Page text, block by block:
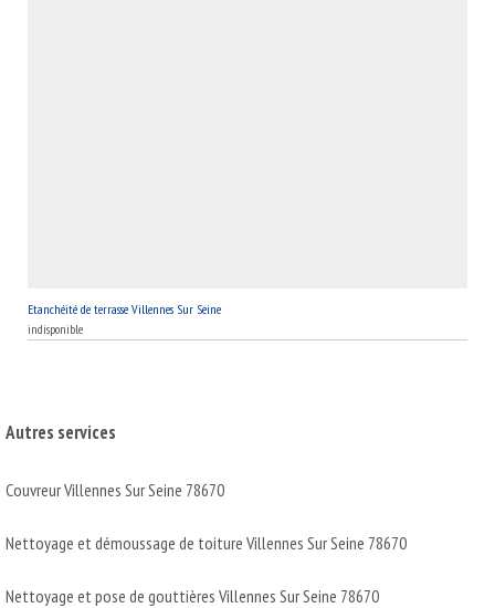
Etanchéité de terrasse Villennes Sur Seine
indisponible
Autres services
Couvreur Villennes Sur Seine 78670
Nettoyage et démoussage de toiture Villennes Sur Seine 78670
Nettoyage et pose de gouttières Villennes Sur Seine 78670